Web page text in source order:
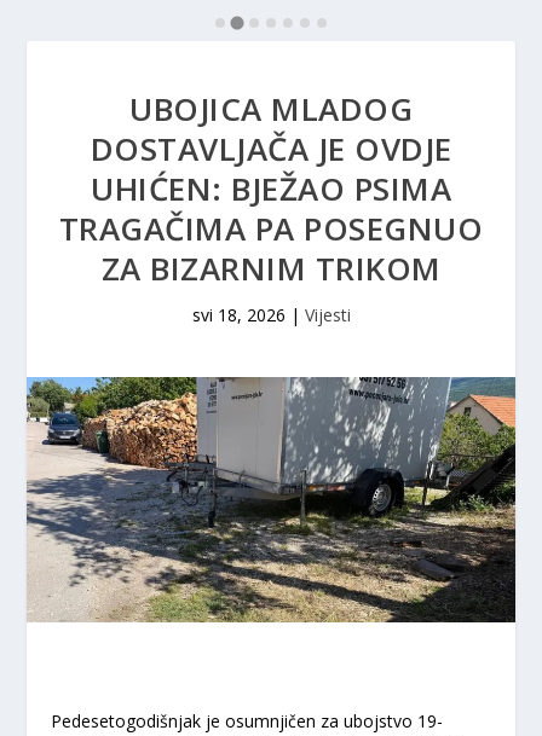
UBOJICA MLADOG
DOSTAVLJAČA JE OVDJE
UHIĆEN: BJEŽAO PSIMA
TRAGAČIMA PA POSEGNUO
ZA BIZARNIM TRIKOM
svi 18, 2026 | Vijesti
Pedesetogodišnjak je osumnjičen za ubojstvo 19-